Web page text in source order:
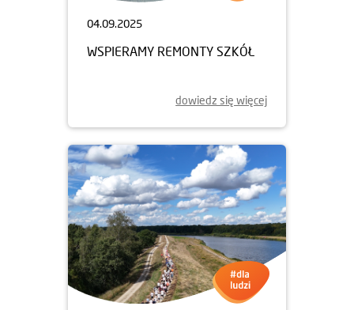
04.09.2025
WSPIERAMY REMONTY SZKÓŁ
dowiedz się więcej